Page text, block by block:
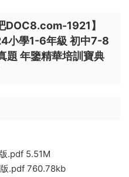
1921】
小學1-6年級 初中7-8
題 年鑒精華培訓寶典
.pdf 5.51M
.pdf 760.78kb